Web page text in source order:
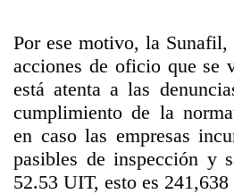
Por ese motivo, la
acciones de oficio que se
está atenta a las
cumplimiento de la
en caso las empresas
pasibles de inspección y
52.53 UIT, esto es 241,638